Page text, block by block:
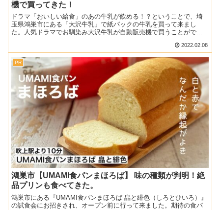
機で買ってきた！
ドラマ「おいしい給食」のあの牛乳が飲める！？ということで、埼
玉県鴻巣市にある「大沢牛乳」で紙パックの牛乳を買って来まし
た。人気ドラマでお馴染み大沢牛乳が自動販売機で買うことができ
2022.02.08
PR
鴻巣市【UMAMI食パンまほろば】 味の種類が判明！絶
品プリンも食べてきた。
鴻巣市にある『UMAMI食パンまほろば 皛と緋色（しろとひいろ）』
の試食会にお招きされ、オープン前に行って来ました。期待の食パ